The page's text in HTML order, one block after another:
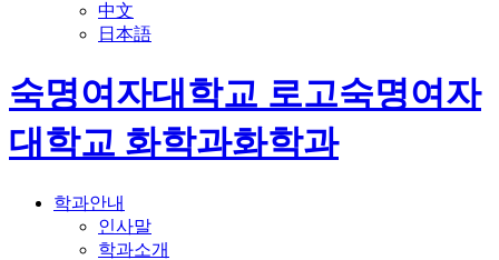
中文
日本語
숙명여자대학교 로고숙명여자
대학교 화학과화학과
학과안내
인사말
학과소개